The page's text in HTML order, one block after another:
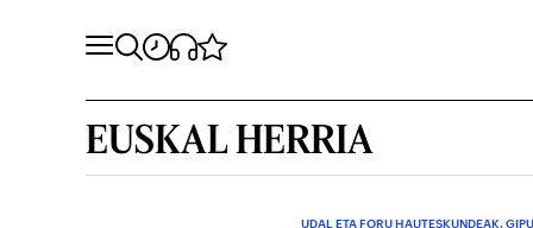
EUSKAL HERRIA
UDAL ETA FORU HAUTESKUNDEAK.